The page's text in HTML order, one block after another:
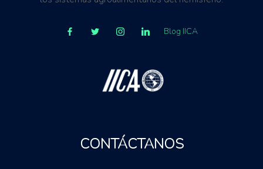
Blog IICA
CONTÁCTANOS